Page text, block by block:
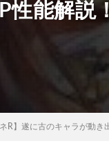
性能解説
ネR】遂に古のキャラが動